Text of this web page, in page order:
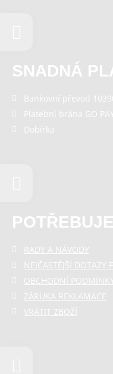
SNADNÁ
Bankovní převod
Platební brána GO
Dobírka
RADY A NÁVODY
NEJČASTĚJŠÍ DOTAZY
OBCHODNÍ
ZÁRUKA REKLAMACE
VRÁTIT ZBOŽÍ